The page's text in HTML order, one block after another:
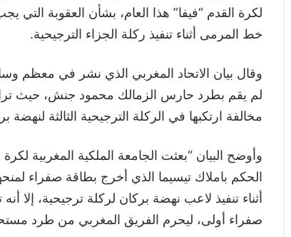
لكرة القدم “فيفا” هذا العام، بشأن العقوبة
خط المرمى أثناء تنفيذ ركلة الجزاء الترجيحية.
وقال بيان الاتحاد المغربي الذي نشر في معظم
لم يقم بطرد حارس الزمالك محمود جنش، حيث
مخالفة ارتكبها في الركلة الترجيحية الثالثة لنهضة
وأوضح البيان “بعثت الجامعة الملكية المغربية
الحكم باملاك تيسيما الذي أخرج بطاقة صفراء
أثناء تنفيذ لاعب نهضة بركان لركلة ترجيحية، إلا
صفراء أولى، ليحرم الفريق المغربي من طرد